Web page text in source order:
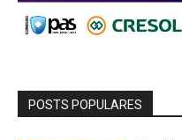
POSTS POPULARES